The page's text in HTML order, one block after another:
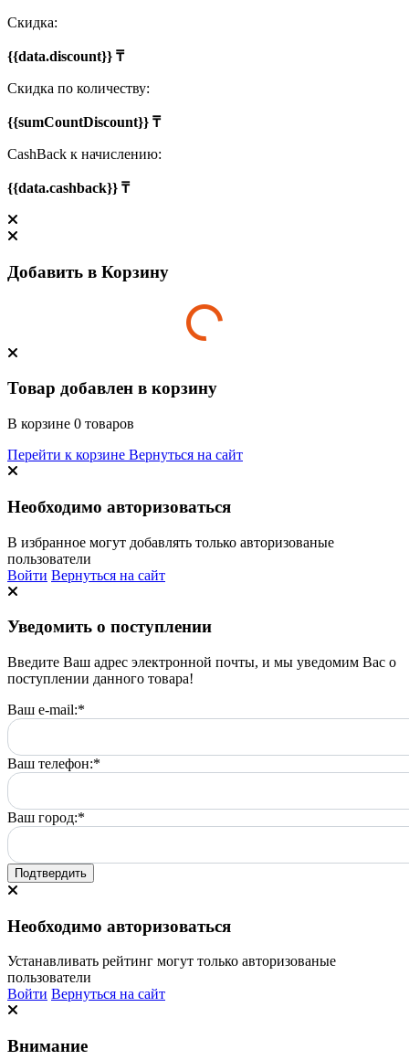
Скидка:
{{data.discount}} ₸
Скидка по количеству:
{{sumCountDiscount}} ₸
CashBack к начислению:
{{data.cashback}} ₸
Добавить в Корзину
Товар добавлен в корзину
В корзине 0 товаров
Перейти к корзине Вернуться на сайт
Необходимо авторизоваться
В избранное могут добавлять только авторизованые
пользователи
Войти Вернуться на сайт
Уведомить о поступлении
Введите Ваш адрес электронной почты, и мы уведомим Вас о
поступлении данного товара!
Ваш e-mail:*
Ваш телефон:*
Ваш город:*
Подтвердить
Необходимо авторизоваться
Устанавливать рейтинг могут только авторизованые
пользователи
Войти Вернуться на сайт
Внимание